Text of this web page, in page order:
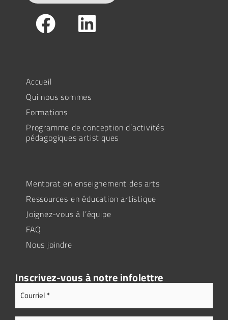
Accueil
Qui nous sommes
Formations
Programme de conception d’activités
pédagogiques artistiques
Mentorat en enseignement des arts
Ressources en éducation artistique
Joignez-vous à l’équipe
FAQ
Nous joindre
Inscrivez-vous à notre infolettre
Adresse
Courriel(Nécessaire)